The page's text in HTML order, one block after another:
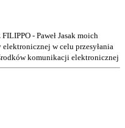
- Paweł Jasak moich
w celu przesyłania
komunikacji elektronicznej